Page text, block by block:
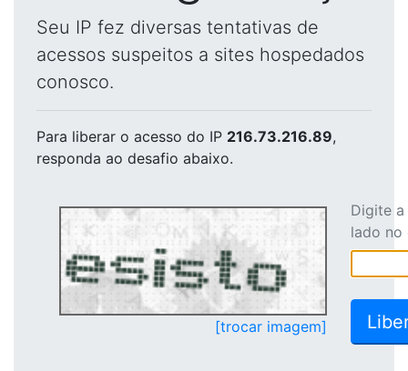
Seu IP fez diversas tentativas de
acessos suspeitos a sites hospedados
conosco.
Para liberar o acesso do IP 216.73.216.89,
responda ao desafio abaixo.
[trocar imagem]
Digite
lado no